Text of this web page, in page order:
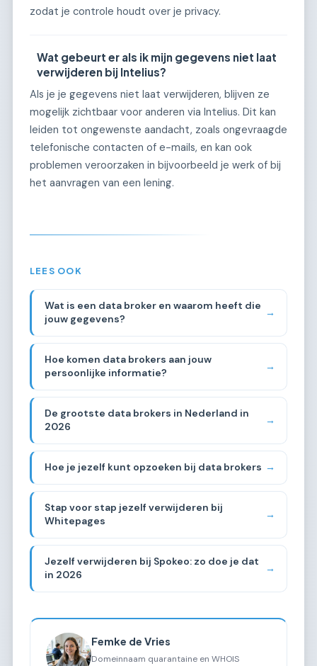
zodat je controle houdt over je privacy.
Wat gebeurt er als ik mijn gegevens niet laat
verwijderen bij Intelius?
Als je je gegevens niet laat verwijderen, blijven ze
mogelijk zichtbaar voor anderen via Intelius. Dit kan
leiden tot ongewenste aandacht, zoals ongevraagde
telefonische contacten of e-mails, en kan ook
problemen veroorzaken in bijvoorbeeld je werk of bij
het aanvragen van een lening.
LEES OOK
Wat is een data broker en waarom heeft die
jouw gegevens?
→
Hoe komen data brokers aan jouw
persoonlijke informatie?
→
De grootste data brokers in Nederland in
2026
→
Hoe je jezelf kunt opzoeken bij data brokers →
Stap voor stap jezelf verwijderen bij
Whitepages
→
Jezelf verwijderen bij Spokeo: zo doe je dat
in 2026
→
Femke de Vries
Domeinnaam quarantaine en WHOIS